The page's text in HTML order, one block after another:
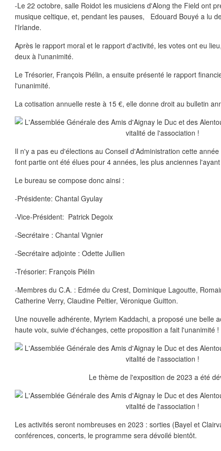
-Le 22 octobre, salle Roidot les musiciens d'Along the Field ont
musique celtique, et, pendant les pauses, Edouard Bouyé a lu
l'Irlande.
Après le rapport moral et le rapport d'activité, les votes ont eu
deux à l'unanimité.
Le Trésorier, François Piélin, a ensuite présenté le rapport
l'unanimité.
La cotisation annuelle reste à 15 €, elle donne droit au bulletin
Il n'y a pas eu d'élections au Conseil d'Administration cette
font partie ont été élues pour 4 années, les plus anciennes
Le bureau se compose donc ainsi :
-Présidente: Chantal Gyulay
-Vice-Président: Patrick Degoix
-Secrétaire : Chantal Vignier
-Secrétaire adjointe : Odette Jullien
-Trésorier: François Piélin
-Membres du C.A. : Edmée du Crest, Dominique Lagoutte,
Catherine Verry, Claudine Peltier, Véronique Guitton.
Une nouvelle adhérente, Myriem Kaddachi, a proposé une belle
haute voix, suivie d'échanges, cette proposition a fait l'unanimité !
Le thème de l'exposition de 2023 a été
Les activités seront nombreuses en 2023 : sorties (Bayel et
conférences, concerts, le programme sera dévoilé bientôt.